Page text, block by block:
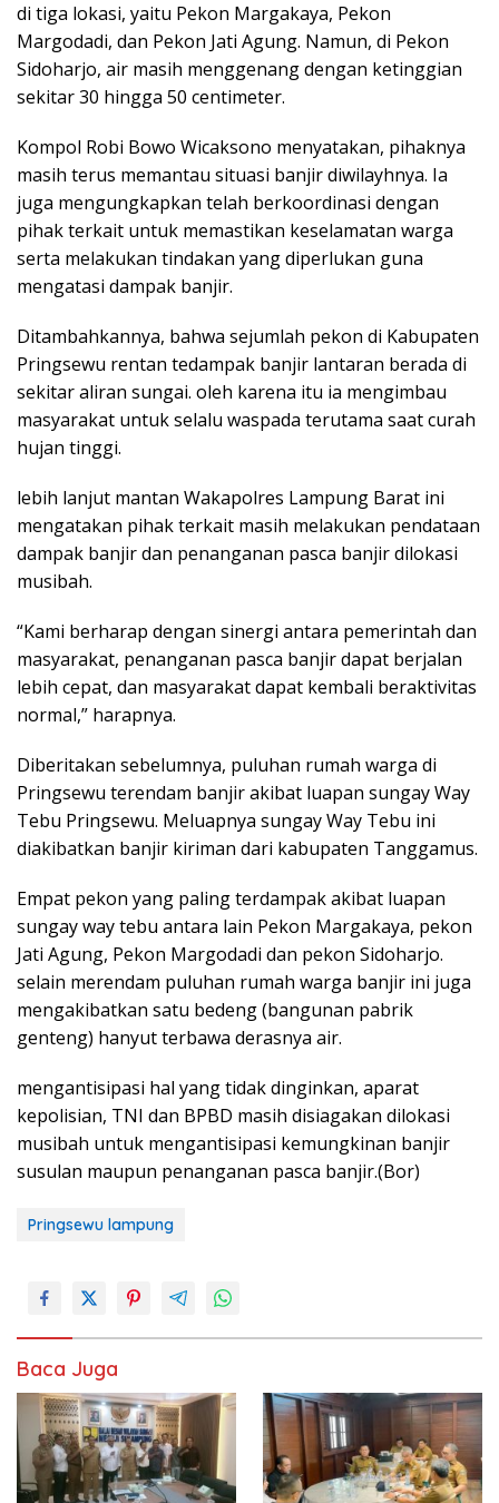
di tiga lokasi, yaitu Pekon Margakaya, Pekon
Margodadi, dan Pekon Jati Agung. Namun, di Pekon
Sidoharjo, air masih menggenang dengan ketinggian
sekitar 30 hingga 50 centimeter.
Kompol Robi Bowo Wicaksono menyatakan, pihaknya
masih terus memantau situasi banjir diwilayhnya. Ia
juga mengungkapkan telah berkoordinasi dengan
pihak terkait untuk memastikan keselamatan warga
serta melakukan tindakan yang diperlukan guna
mengatasi dampak banjir.
Ditambahkannya, bahwa sejumlah pekon di Kabupaten
Pringsewu rentan tedampak banjir lantaran berada di
sekitar aliran sungai. oleh karena itu ia mengimbau
masyarakat untuk selalu waspada terutama saat curah
hujan tinggi.
lebih lanjut mantan Wakapolres Lampung Barat ini
mengatakan pihak terkait masih melakukan pendataan
dampak banjir dan penanganan pasca banjir dilokasi
musibah.
“Kami berharap dengan sinergi antara pemerintah dan
masyarakat, penanganan pasca banjir dapat berjalan
lebih cepat, dan masyarakat dapat kembali beraktivitas
normal,” harapnya.
Diberitakan sebelumnya, puluhan rumah warga di
Pringsewu terendam banjir akibat luapan sungay Way
Tebu Pringsewu. Meluapnya sungay Way Tebu ini
diakibatkan banjir kiriman dari kabupaten Tanggamus.
Empat pekon yang paling terdampak akibat luapan
sungay way tebu antara lain Pekon Margakaya, pekon
Jati Agung, Pekon Margodadi dan pekon Sidoharjo.
selain merendam puluhan rumah warga banjir ini juga
mengakibatkan satu bedeng (bangunan pabrik
genteng) hanyut terbawa derasnya air.
mengantisipasi hal yang tidak dinginkan, aparat
kepolisian, TNI dan BPBD masih disiagakan dilokasi
musibah untuk mengantisipasi kemungkinan banjir
susulan maupun penanganan pasca banjir.(Bor)
Pringsewu lampung
Baca Juga